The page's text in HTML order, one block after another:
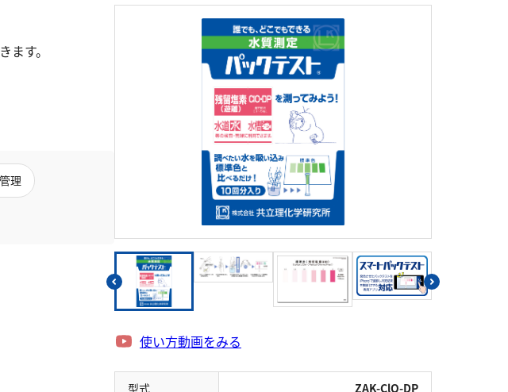
す。
理
使い方動画をみる
型式 ZAK-ClO-DP
硝酸
塩化物
アルカリ度
ほう素
シアン
界面活性剤
ふっ素
油分
ホルムアルデヒドグルコース
過酸化水素
ヒドラジン
オゾン
フェノール
シリカ
ビタミンC
ひ素
アスベスト
グルタミン酸
吸光度
濁度|色度
溶存酸素